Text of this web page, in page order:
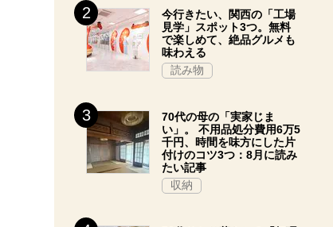
今行きたい、関西の「工場
見学」スポット3つ。無料
で楽しめて、絶品グルメも
味わえる
読み物
70代の母の「実家じま
い」。 不用品処分費用6万5
千円、時間を味方にした片
付けのコツ3つ：8月に読み
たい記事
収納